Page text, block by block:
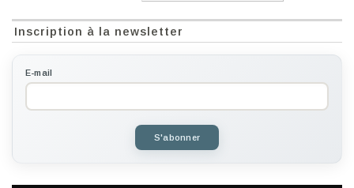
Inscription à la newsletter
E-mail
S'abonner